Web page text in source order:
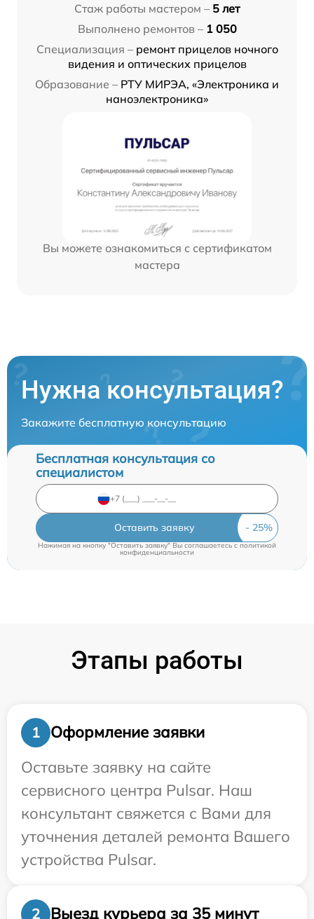
Стаж работы мастером – 5 лет
Выполнено ремонтов – 1 050
Специализация – ремонт прицелов ночного
видения и оптических прицелов
Образование – РТУ МИРЭА, «Электроника и
наноэлектроника»
Вы можете ознакомиться с сертификатом
мастера
Нужна консультация?
Закажите бесплатную консультацию
Бесплатная консультация со
специалистом
Оставить заявку
Нажимая на кнопку "Оставить заявку" Вы соглашаетесь cполитикой
конфиденциальности
Этапы работы
1
Оформление заявки
Оставьте заявку на сайте
сервисного центра Pulsar. Наш
консультант свяжется с Вами для
уточнения деталей ремонта Вашего
устройства Pulsar.
2 Выезд курьера за 35 минут